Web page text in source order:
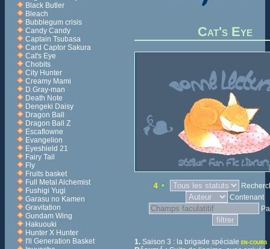
Black Butler
Bleach
Bubblegum crisis
Candy Candy
Captain Tsubasa
Card Captor Sakura
Cat's Eye
Chobits
City Hunter
Creamy Mami
D.Gray-man
Death Note
Dengeki Daisy
Dragon Ball
Dragon Ball Z
Escaflowne
Evangelion
Eyeshield 21
Fairy Tail
Fly
Fruits basket
Full Metal Alchemist
Fushigi Yugi
Garasu no Kamen
Gravitation
Gundam Wing
Hakuouki
Hunter X Hunter
I'll Generation Basket
Cat's Eye
4
Contenant
1. Saison 3 : la brigade spéciale EN-COURS